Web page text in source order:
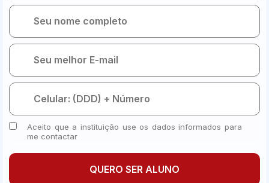
Aceito que a instituição use os dados informados para
me contactar
QUERO SER ALUNO